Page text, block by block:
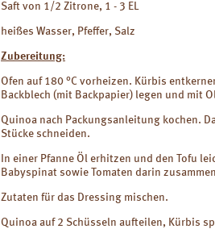
Saft von 1/2 Zitrone, 1 - 3 EL
heißes Wasser, Pfeffer, Salz
Zubereitung:
Ofen auf 180 °C vorheizen. Kürbis
Backblech (mit Backpapier) legen und mit
Quinoa nach Packungsanleitung kochen.
Stücke schneiden.
In einer Pfanne Öl erhitzen und den Tofu
Babyspinat sowie Tomaten darin
Zutaten für das Dressing mischen.
Quinoa auf 2 Schüsseln aufteilen, Kürbis